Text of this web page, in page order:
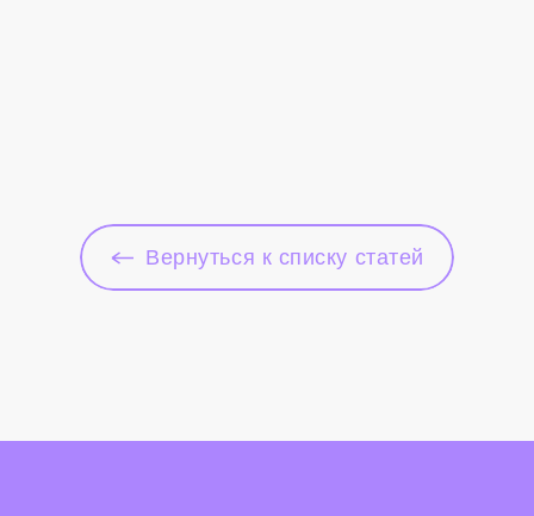
Вернуться к списку статей